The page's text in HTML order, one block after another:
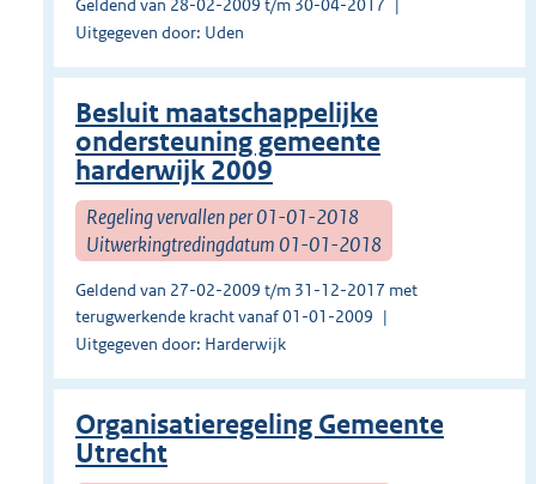
Geldend van 28-02-2009 t/m 30-04-2017
Uitgegeven door: Uden
Besluit maatschappelijke
ondersteuning gemeente
harderwijk 2009
Regeling vervallen per 01-01-2018
Uitwerkingtredingdatum 01-01-2018
Geldend van 27-02-2009 t/m 31-12-2017 met
terugwerkende kracht vanaf 01-01-2009
Uitgegeven door: Harderwijk
Organisatieregeling Gemeente
Utrecht